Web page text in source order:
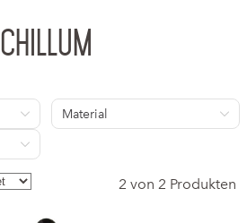
Chillum
Material
2 von 2 Produkten